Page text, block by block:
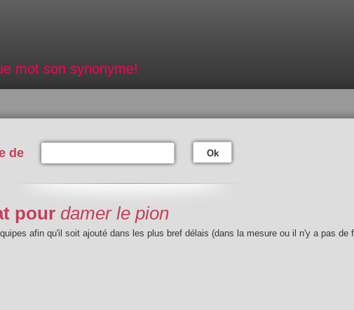
mot son synonyme!
de Ok
pour damer le pion
afin qu'il soit ajouté dans les plus bref délais (dans la mesure ou il n'y a pas de